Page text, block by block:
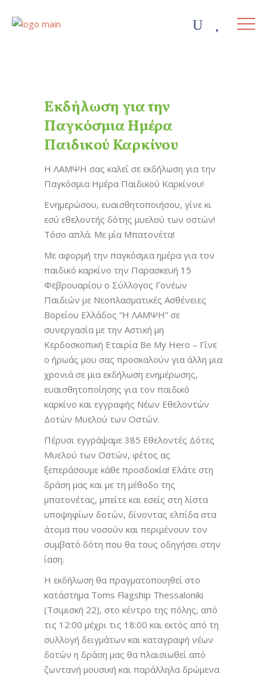
Εκδήλωση για την
Παγκόσμια Ημέρα
Παιδικού Καρκίνου
Η ΛΑΜΨΗ σας καλεί σε εκδήλωση για την
Παγκόσμια Ημέρα Παιδικού Καρκίνου!
Ενημερώσου, ευαισθητοποιήσου, γίνε κι
εσύ εθελοντής δότης μυελού των οστών!
Τόσο απλά. Με μία Μπατονέτα!
Με αφορμή την παγκόσμια ημέρα για τον
παιδικό καρκίνο την Παρασκευή 15
Φεβρουαρίου ο Σύλλογος Γονέων
Παιδιών με Νεοπλασματικές Ασθένειες
Βορείου Ελλάδος “Η ΛΑΜΨΗ” σε
συνεργασία με την Αστική μη
Κερδοσκοπική Εταιρία Be My Hero – Γίνε
ο ήρωάς μου σας προσκαλούν για άλλη μια
χρονιά σε μια εκδήλωση ενημέρωσης,
ευαισθητοποίησης για τον παιδικό
καρκίνο και εγγραφής Νέων Εθελοντών
Δοτών Μυελού των Οστών.
Πέρυσι εγγράψαμε 385 Εθελοντές Δότες
Μυελού των Οστών, φέτος ας
ξεπεράσουμε κάθε προσδοκία! Ελάτε στη
δράση μας και με τη μέθοδο της
μπατονέτας, μπείτε και εσείς στη λίστα
υποψηφίων δοτών, δίνοντας ελπίδα στα
άτομα που νοσούν και περιμένουν τον
συμβατό δότη που θα τους οδηγήσει στην
ίαση.
H εκδήλωση θα πραγματοποιηθεί στο
κατάστημα Toms Flagship Thessaloniki
(Τσιμισκή 22), στο κέντρο της πόλης, από
τις 12:00 μέχρι τις 18:00 και εκτός από τη
συλλογή δειγμάτων και καταγραφή νέων
δοτών η δράση μας θα πλαισιωθεί από
ζωντανή μουσική και παράλληλα δρώμενα